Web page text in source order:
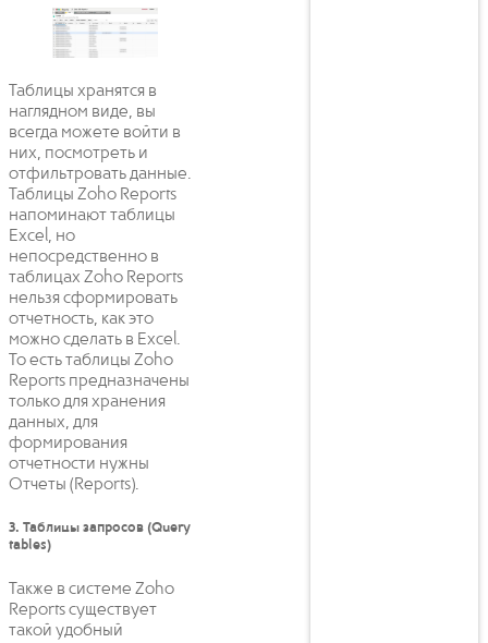
Таблицы хранятся в
наглядном виде, вы
всегда можете войти в
них, посмотреть и
отфильтровать данные.
Таблицы Zoho Reports
напоминают таблицы
Excel, но
непосредственно в
таблицах Zoho Reports
нельзя сформировать
отчетность, как это
можно сделать в Excel.
То есть таблицы Zoho
Reports предназначены
только для хранения
данных, для
формирования
отчетности нужны
Отчеты (Reports).
3. Таблицы запросов (Query
tables)
Также в системе Zoho
Reports существует
такой удобный